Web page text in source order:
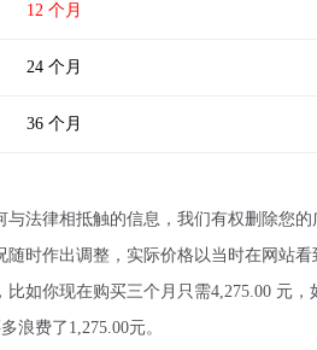
12 个月
24 个月
36 个月
法律相抵触的信息，我们有权删除您
时作出调整，实际价格以当时在网站看
如你现在购买三个月只需4,275.00 元
浪费了1,275.00元。